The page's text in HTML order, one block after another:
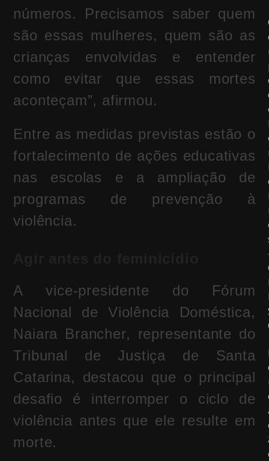
números. Precisamos saber quem
são essas mulheres, quem são as
crianças envolvidas e entender
como evitar que essas mortes
aconteçam”, afirmou.
Entre as medidas previstas estão o
fortalecimento de ações educativas
nas escolas e a ampliação de
programas de prevenção à
violência.
A vice-presidente do Fórum
Nacional de Violência Doméstica,
Naiara Brancher, representante do
Tribunal de Justiça de Santa
Catarina, destacou que o principal
desafio é interromper o ciclo de
violência antes que ele resulte em
morte.